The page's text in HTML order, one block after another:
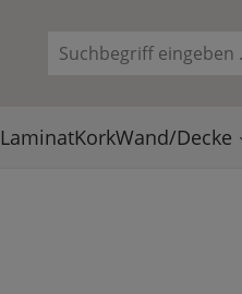
LaminatKorkWand/Decke